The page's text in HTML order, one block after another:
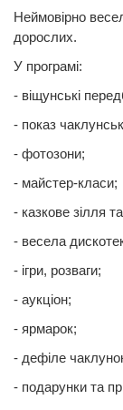
Неймовірно
дорослих.
У програмі:
- віщунські
- показ
- фотозони;
- майстер-класи;
- казкове зілля
- весела
- ігри, розваги;
- аукціон;
- ярмарок;
- дефіле
- подарунки та